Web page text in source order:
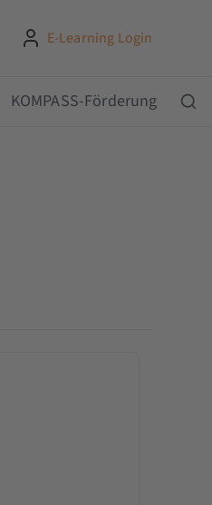
E-Learning Login
KOMPASS-Förderung